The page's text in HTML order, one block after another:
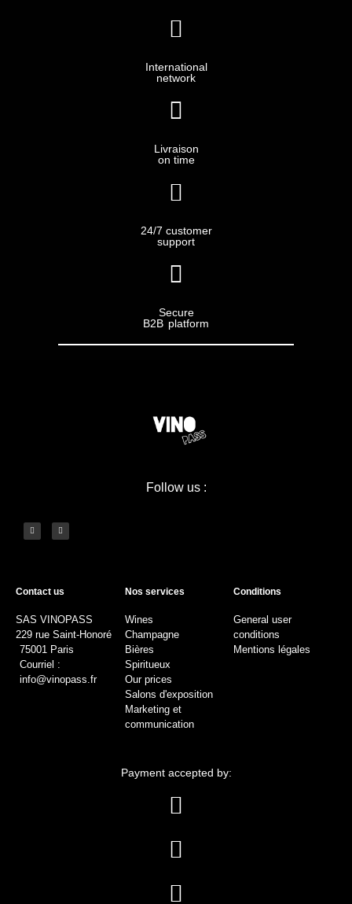
International
network
Livraison
on time
24/7 customer
support
Secure
B2B platform
Follow us :
Contact us
SAS VINOPASS
229 rue Saint-Honoré
75001 Paris
Courriel :
info@vinopass.fr
Nos services
Wines
Champagne
Bières
Spiritueux
Our prices
Salons d'exposition
Marketing et
communication
Conditions
General user
conditions
Mentions légales
Payment accepted by: